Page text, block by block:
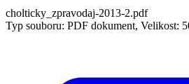
cholticky_zpravodaj-2013-2.pdf
Typ souboru: PDF dokument, Velikost: